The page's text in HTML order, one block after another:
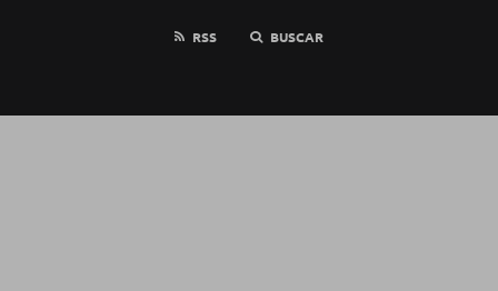
RSS BUSCAR